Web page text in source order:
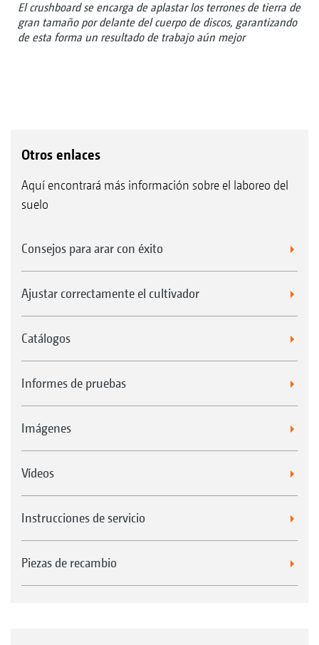
El crushboard se encarga de aplastar los terrones de tierra de
gran tamaño por delante del cuerpo de discos, garantizando
de esta forma un resultado de trabajo aún mejor
Otros enlaces
Aquí encontrará más información sobre el laboreo del
suelo
Consejos para arar con éxito
Ajustar correctamente el cultivador
Catálogos
Informes de pruebas
Imágenes
Vídeos
Instrucciones de servicio
Piezas de recambio